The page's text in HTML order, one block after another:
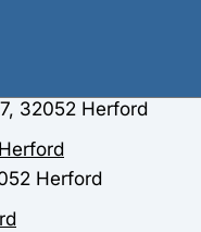
32052 Herford
Herford